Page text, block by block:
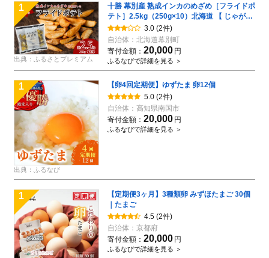
1
出典：ふるさとプレミアム
十勝 幕別産 熟成インカのめざめ［フライドポ
テト］2.5kg（250g×10）北海道 【 じゃがい
も 芋 ジャガイモ ポテト 惣菜 レンジ 】
3.0 (2件)
自治体： 北海道幕別町
寄付金額： 20,000 円
ふるなびで詳細を見る ＞
1
出典：ふるなび
【卵4回定期便】ゆずたま 卵12個
5.0 (2件)
自治体： 高知県南国市
寄付金額： 20,000 円
ふるなびで詳細を見る ＞
1
【定期便3ヶ月】3種類卵 みずほたまご 30個
｜たまご
4.5 (2件)
自治体： 京都府
寄付金額： 20,000 円
ふるなびで詳細を見る ＞